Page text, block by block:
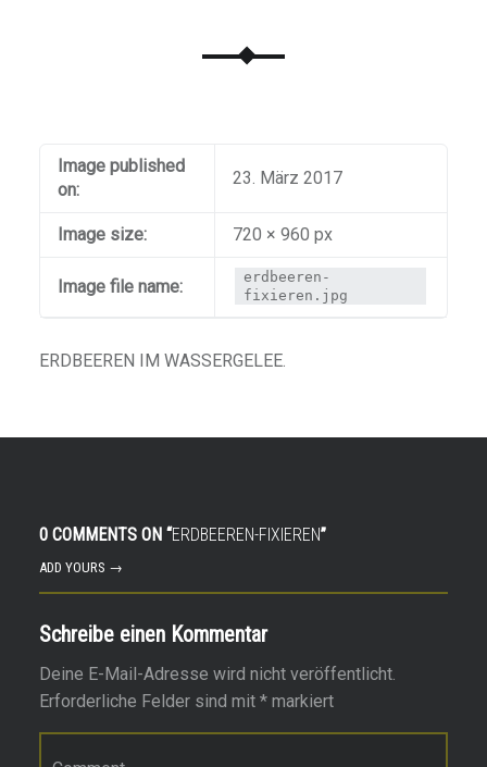
Image published
on:
23. März 2017
Image size: 720 × 960 px
Image file name:
erdbeeren-
fixieren.jpg
ERDBEEREN IM WASSERGELEE.
0 COMMENTS ON “ERDBEEREN-FIXIEREN”
ADD YOURS →
Schreibe einen Kommentar
Deine E-Mail-Adresse wird nicht veröffentlicht.
Erforderliche Felder sind mit *markiert